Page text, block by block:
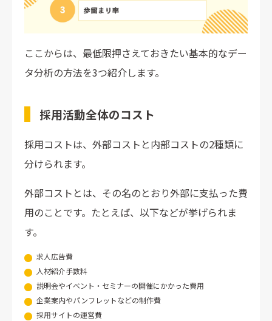
ここからは、最低限押さえておきたい基本的なデー
タ分析の方法を3つ紹介します。
採用活動全体のコスト
採用コストは、外部コストと内部コストの2種類に
分けられます。
外部コストとは、その名のとおり外部に支払った費
用のことです。たとえば、以下などが挙げられま
す。
求人広告費
人材紹介手数料
説明会やイベント・セミナーの開催にかかった費用
企業案内やパンフレットなどの制作費
採用サイトの運営費